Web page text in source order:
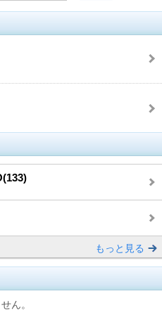
もっと見る
ん。